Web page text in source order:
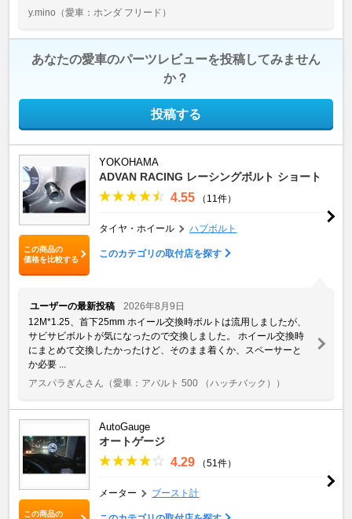
y.mino （愛車：ホンダ フリード）
あなたの愛車のパーツレビューを投稿してみません
か？
投稿する
この商品の
価格を比較する
YOKOHAMA
ADVAN RACING レーシングボルト ショート
4.55 （11件）
タイヤ・ホイール ハブボルト
このカテゴリの取付店を探す
ユーザーの最新投稿
2026年8月9日
12M*1.25、首下25mm ホイール交換時ボルトは流用しましたが、
サビサビボルトが気になったので交換しました。 ホイール交換時
にまとめて交換したかったけど、そのまま着くか、スペーサーと
か必要 ...
アスパラぎんさん （愛車：アバルト 500 （ハッチバック））
この商品の
AutoGauge
オートゲージ
4.29 （51件）
メーター ブースト計